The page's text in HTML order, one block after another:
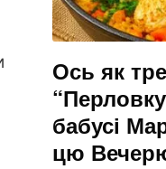
Ось як
бабусі
цю